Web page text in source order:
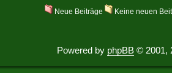
Neue Beiträge Keine neuen
Powered by phpBB © 2001,